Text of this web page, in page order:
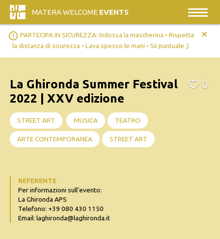
MATERA WELCOME EVENTS
error_outline PARTECIPA IN SICUREZZA: Indossa la mascherina • Rispetta
la distanza di sicurezza • Lava spesso le mani • Sii puntuale ;)
+
La Ghironda Summer Festival
2022 | XXV edizione
0
STREET ART MUSICA TEATRO
ARTE CONTEMPORANEA STREET ART
REFERENTE
Per informazioni sull'evento:
La Ghironda APS
Telefono: +39 080 430 1150
Email: laghironda@laghironda.it